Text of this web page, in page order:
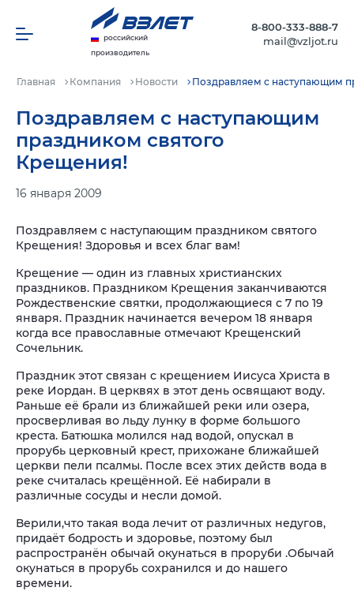
российский
производитель
8-800-333-888-7
mail@vzljot.ru
Главная Компания Новости Поздравляем с наступающим
Поздравляем с наступающим
праздником святого
Крещения!
16 января 2009
Поздравляем с наступающим праздником святого
Крещения! Здоровья и всех благ вам!
Крещение — один из главных христианских
праздников. Праздником Крещения заканчиваются
Рождественские святки, продолжающиеся с 7 по 19
января. Праздник начинается вечером 18 января
когда все православные отмечают Крещенский
Сочельник.
Праздник этот связан с крещением Иисуса Христа в
реке Иордан. В церквях в этот день освящают воду.
Раньше её брали из ближайшей реки или озера,
просверливая во льду лунку в форме большого
креста. Батюшка молился над водой, опускал в
прорубь церковный крест, прихожане ближайшей
церкви пели псалмы. После всех этих действ вода в
реке считалась крещённой. Её набирали в
различные сосуды и несли домой.
Верили,что такая вода лечит от различных недугов,
придаёт бодрость и здоровье, поэтому был
распространён обычай окунаться в проруби .Обычай
окунаться в прорубь сохранился и до нашего
времени.